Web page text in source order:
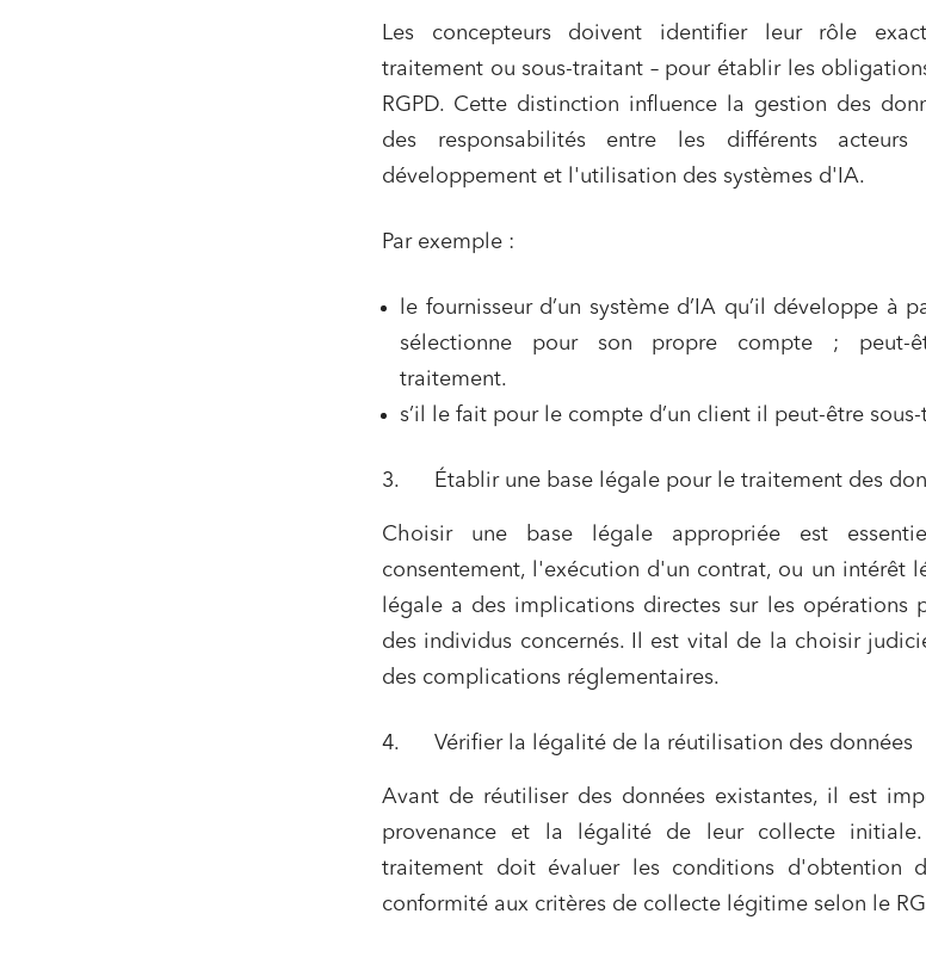
Les concepteurs doivent identifier leur rôle
traitement ou sous-traitant – pour établir les
RGPD. Cette distinction influence la gestion des
des responsabilités entre les différents
développement et l'utilisation des systèmes d'IA.
Par exemple :
le fournisseur d’un système d’IA qu’il développe à
sélectionne pour son propre compte ; peut-
traitement.
s’il le fait pour le compte d’un client il peut-être
3. Établir une base légale pour le traitement des
Choisir une base légale appropriée est
consentement, l'exécution d'un contrat, ou un intérêt
légale a des implications directes sur les opérations
des individus concernés. Il est vital de la choisir
des complications réglementaires.
4. Vérifier la légalité de la réutilisation des données
Avant de réutiliser des données existantes, il est
provenance et la légalité de leur collecte initiale.
traitement doit évaluer les conditions d'obtention
conformité aux critères de collecte légitime selon le
Relations commerciales et contrats
Associations
sociale et
Media et édition
Mobilité et transport
Droit du numérique, données et
Relations
Services publics et collectivités Commande
Projets immobiliers